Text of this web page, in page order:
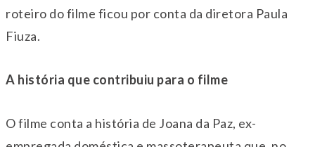
roteiro do filme ficou por conta da diretora Paula
Fiuza.
A história que contribuiu para o filme
O filme conta a história de Joana da Paz, ex-